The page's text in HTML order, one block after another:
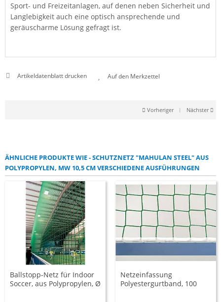
Sport- und Freizeitanlagen, auf denen neben Sicherheit und
Langlebigkeit auch eine optisch ansprechende und
geräuscharme Lösung gefragt ist.
Artikeldatenblatt drucken
Vorheriger | Nächster
ÄHNLICHE PRODUKTE WIE - SCHUTZNETZ "MAHULAN STEEL" AUS
POLYPROPYLEN, MW 10,5 CM VERSCHIEDENE AUSFÜHRUNGEN
Ballstopp-Netz für Indoor
Soccer, aus Polypropylen, Ø
Netzeinfassung
Polyestergurtband, 100